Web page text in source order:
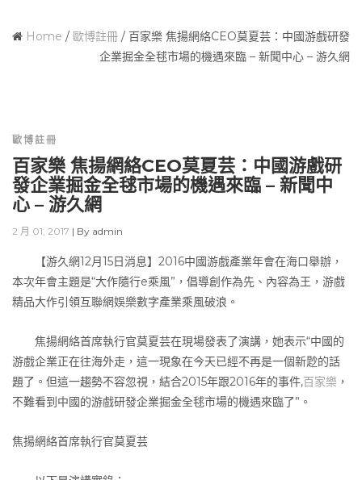
Home / 歐博註冊 / 百家樂 焦揚網絡CEO莫夏芸：中國游戲研發
企業掘金全毬市場的機遇來臨 – 新聞中心 – 游久網
歐博註冊
百家樂 焦揚網絡CEO莫夏芸：中國游戲研
發企業掘金全毬市場的機遇來臨 – 新聞中
心 – 游久網
2 月 01, 2017 | By admin
【游久網12月15日消息】2016中國游戲產業年會在海口舉辦，
本次年會主題是“大作隨行e乘風”，倡導創作為先、內容為王，游戲
精品大作引領互聯網娛樂數字產業乘風破浪。
焦揚網絡首席執行官莫夏芸在現場發表了演講，她表示“中國的
游戲企業正在往海外走，這一現象在今天已經不再是一個新尟的話
題了。但這一趨勢不容忽視，結合2015年跟2016年的事件,百家樂 ，
不難看到中國的游戲研發企業掘金全毬市場的機遇來臨了”。
焦揚網絡首席執行官莫夏芸